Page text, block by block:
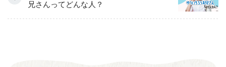
兄さんってどんな人？